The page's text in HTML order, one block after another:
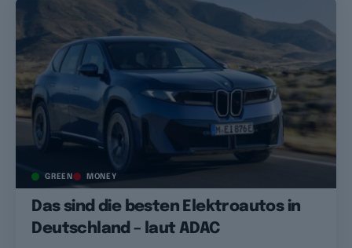
GREEN MONEY
Das sind die besten Elektroautos in
Deutschland – laut ADAC